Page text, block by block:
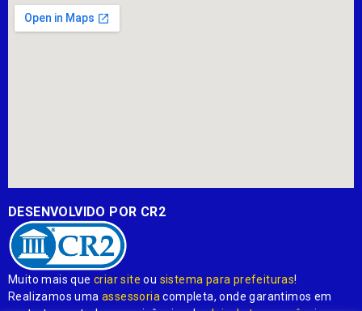
DESENVOLVIDO POR CR2
Muito mais quecriar site ou sistema para prefeituras!
Realizamos umaassessoria completa, onde garantimos em